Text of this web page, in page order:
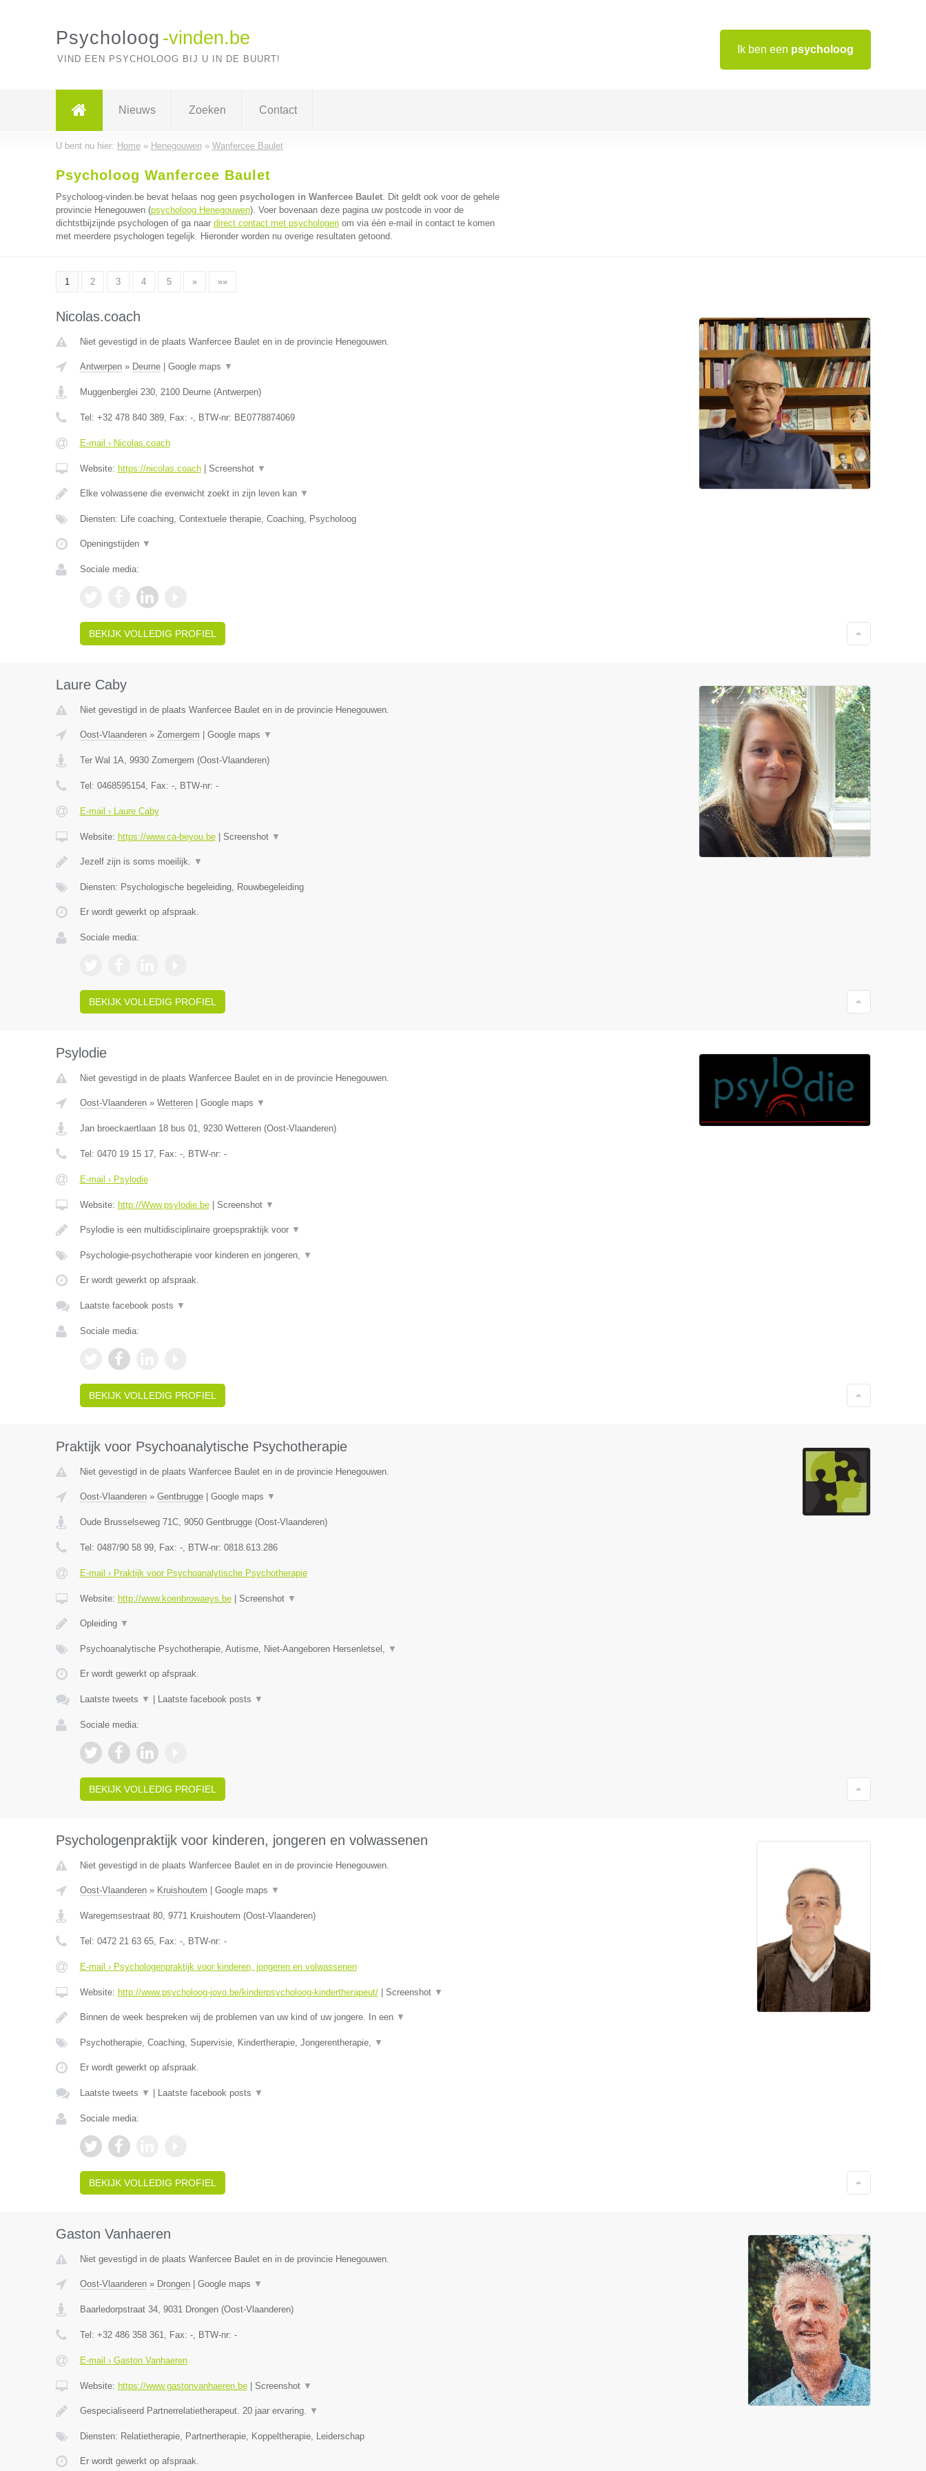
Ik ben een psycholoog
Psycholoog -vinden.be
VIND EEN PSYCHOLOOG BIJ U IN DE BUURT!
Nieuws Zoeken Contact
U bent nu hier: Home» Henegouwen» Wanfercee Baulet
Psycholoog Wanfercee Baulet
Psycholoog-vinden.be bevat helaas nog geen psychologen in Wanfercee Baulet. Dit geldt ook voor de gehele
provincie Henegouwen (psycholoog Henegouwen). Voer bovenaan deze pagina uw postcode in voor de
dichtstbijzijnde psychologen of ga naar direct contact met psychologenom via één e-mail in contact te komen
met meerdere psychologen tegelijk. Hieronder worden nu overige resultaten getoond.
1 2 3 4 5 » »»
Nicolas.coach
Niet gevestigd in de plaats Wanfercee Baulet en in de provincie Henegouwen.
Antwerpen» Deurne| Google maps ▼
Muggenberglei 230, 2100 Deurne(Antwerpen)
Tel: +32 478 840 389, Fax: -, BTW-nr: BE0778874069
E-mail › Nicolas.coach
Website: https://nicolas.coach| Screenshot ▼
Elke volwassene die evenwicht zoekt in zijn leven kan ▼
Diensten: Life coaching, Contextuele therapie, Coaching, Psycholoog
Openingstijden ▼
Sociale media:
BEKIJK VOLLEDIG PROFIEL
Laure Caby
Niet gevestigd in de plaats Wanfercee Baulet en in de provincie Henegouwen.
Oost-Vlaanderen» Zomergem Google maps ▼
Ter Wal 1A, 9930 Zomergem (Oost-Vlaanderen)
Tel: 0468595154, Fax: -, BTW-nr: -
E-mail › Laure Caby
Website: https://www.ca-beyou.be| Screenshot ▼
Jezelf zijn is soms moeilijk. ▼
Diensten: Psychologische begeleiding, Rouwbegeleiding
Er wordt gewerkt op afspraak.
Sociale media:
BEKIJK VOLLEDIG PROFIEL
Psylodie
Niet gevestigd in de plaats Wanfercee Baulet en in de provincie Henegouwen.
Oost-Vlaanderen» Wetteren| Google maps ▼
Jan broeckaertlaan 18 bus 01, 9230 Wetteren(Oost-Vlaanderen)
Tel: 0470 19 15 17, Fax: -, BTW-nr: -
E-mail › Psylodie
Website: http://Www.psylodie.be| Screenshot ▼
Psylodie is een multidisciplinaire groepspraktijk voor ▼
Psychologie-psychotherapie voor kinderen en jongeren, ▼
Er wordt gewerkt op afspraak.
Laatste facebook posts ▼
Sociale media:
BEKIJK VOLLEDIG PROFIEL
Praktijk voor Psychoanalytische Psychotherapie
Niet gevestigd in de plaats Wanfercee Baulet en in de provincie Henegouwen.
Oost-Vlaanderen» Gentbrugge| Google maps ▼
Oude Brusselseweg 71C, 9050 Gentbrugge(Oost-Vlaanderen)
Tel: 0487/90 58 99, Fax: -, BTW-nr: 0818.613.286
E-mail › Praktijk voor Psychoanalytische Psychotherapie
Website: http://www.koenbrowaeys.be| Screenshot ▼
Opleiding ▼
Psychoanalytische Psychotherapie, Autisme, Niet-Aangeboren Hersenletsel, ▼
Er wordt gewerkt op afspraak.
Laatste tweets ▼ Laatste facebook posts ▼
Sociale media:
BEKIJK VOLLEDIG PROFIEL
Psychologenpraktijk voor kinderen, jongeren en volwassenen
Niet gevestigd in de plaats Wanfercee Baulet en in de provincie Henegouwen.
Oost-Vlaanderen» Kruishoutem Google maps ▼
Waregemsestraat 80, 9771 Kruishoutem (Oost-Vlaanderen)
Tel: 0472 21 63 65, Fax: -, BTW-nr: -
E-mail › Psychologenpraktijk voor kinderen, jongeren en volwassenen
Website: http://www.psycholoog-jovo.be/kinderpsycholoog-kindertherapeut/| Screenshot ▼
Binnen de week bespreken wij de problemen van uw kind of uw jongere. In een ▼
Psychotherapie, Coaching, Supervisie, Kindertherapie, Jongerentherapie, ▼
Er wordt gewerkt op afspraak.
Laatste tweets ▼ Laatste facebook posts ▼
Sociale media:
BEKIJK VOLLEDIG PROFIEL
Gaston Vanhaeren
Niet gevestigd in de plaats Wanfercee Baulet en in de provincie Henegouwen.
Oost-Vlaanderen» Drongen| Google maps ▼
Baarledorpstraat 34, 9031 Drongen(Oost-Vlaanderen)
Tel: +32 486 358 361, Fax: -, BTW-nr: -
E-mail › Gaston Vanhaeren
Website: https://www.gastonvanhaeren.be| Screenshot ▼
Gespecialiseerd Partnerrelatietherapeut. 20 jaar ervaring. ▼
Diensten: Relatietherapie, Partnertherapie, Koppeltherapie, Leiderschap
Er wordt gewerkt op afspraak.